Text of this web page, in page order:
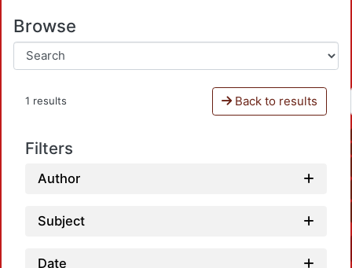
Browse
1 results Back to results
Filters
Author
Subject
Date